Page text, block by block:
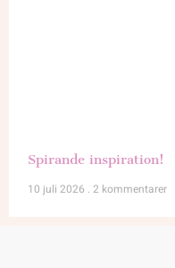
Spirande inspiration!
10 juli 2026 2 kommentarer